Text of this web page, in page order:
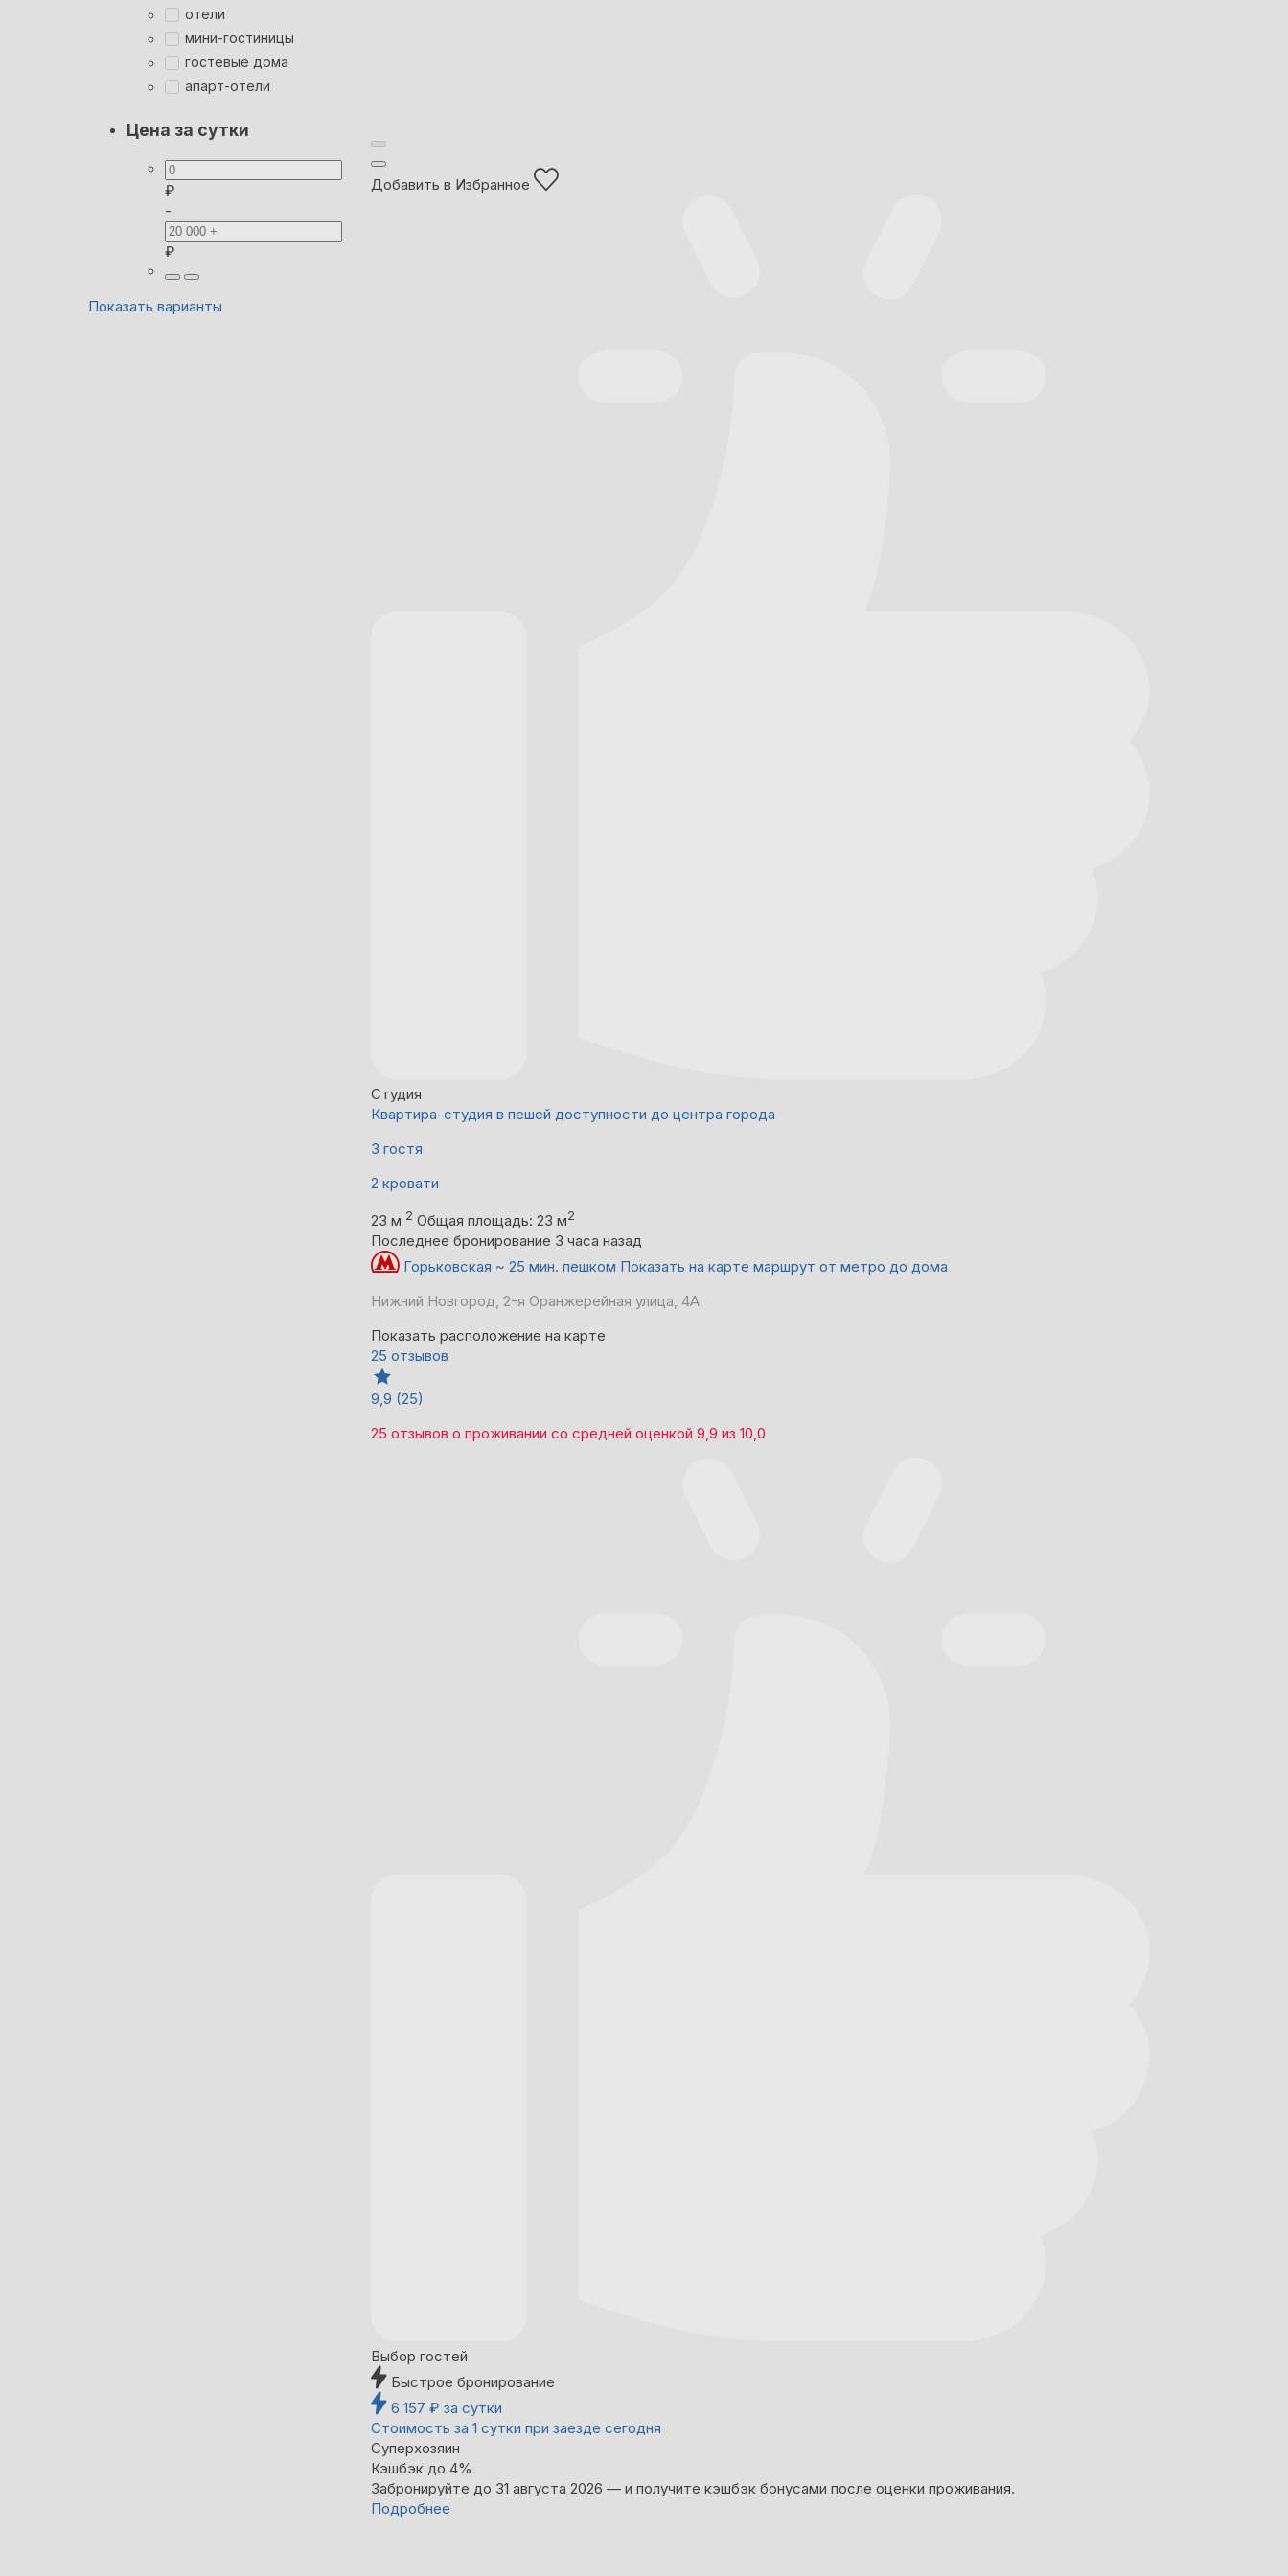
отели
мини-гостиницы
гостевые дома
апарт-отели
Цена за сутки
₽
-
₽
Показать варианты
Добавить в Избранное
Студия
Квартира-студия в пешей доступности до центра города
3 гостя
2 кровати
23 м 2 Общая площадь: 23 м2
Последнее бронирование 3 часа назад
Горьковская ~ 25 мин. пешком Показать на карте маршрут от метро до дома
Нижний Новгород, 2-я Оранжерейная улица, 4А
Показать расположение на карте
25 отзывов
9,9 (25)
25 отзывов о проживании со средней оценкой 9,9 из 10,0
Выбор гостей
Быстрое бронирование
6 157 ₽ за сутки
Стоимость за 1 сутки при заезде сегодня
Суперхозяин
Кэшбэк до 4%
Забронируйте до 31 августа 2026 — и получите кэшбэк бонусами после оценки проживания.
Подробнее